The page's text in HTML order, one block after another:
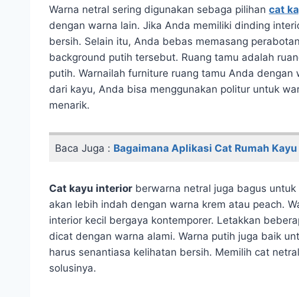
Warna netral sering digunakan sebaga pilihan cat
dengan warna lain. Jika Anda memiliki dinding
bersih. Selain itu, Anda bebas memasang
background putih tersebut. Ruang tamu adalah
putih. Warnailah furniture ruang tamu Anda
dari kayu, Anda bisa menggunakan politur untuk
menarik.
Baca Juga : Bagaimana Aplikasi Cat Rumah
Cat kayu interior berwarna netral juga bagus
akan lebih indah dengan warna krem atau peach.
interior kecil bergaya kontemporer. Letakkan
dicat dengan warna alami. Warna putih juga baik
harus senantiasa kelihatan bersih. Memilih cat
solusinya.